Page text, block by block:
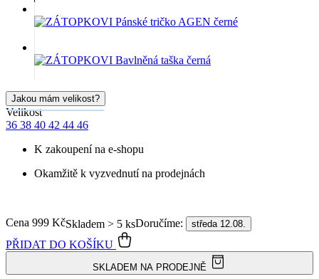
Jakou mám velikost?
Velikost
36 38 40 42 44 46
K zakoupení na e-shopu
Okamžitě k vyzvednutí na prodejnách
Skladem > 5 ksDoručíme: středa 12.08.
Cena 999 Kč
PŘIDAT DO KOŠÍKU
SKLADEM NA PRODEJNĚ